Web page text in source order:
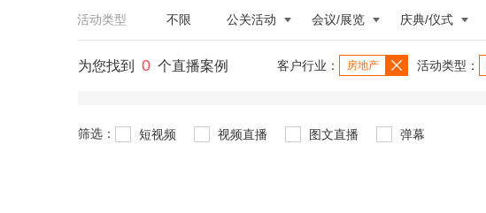
活动类型 不限 公关活动 会议/展览 庆典/仪式
为您找到 0 个直播案例 客户行业： 房地产 活动类型：
筛选： 短视频 视频直播 图文直播 弹幕